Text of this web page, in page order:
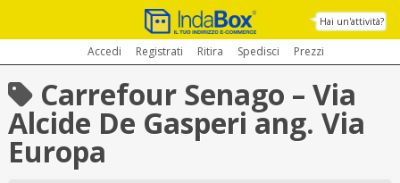
Hai un'attività?
Accedi Registrati Ritira Spedisci Prezzi
Carrefour Senago – Via
Alcide De Gasperi ang. Via
Europa